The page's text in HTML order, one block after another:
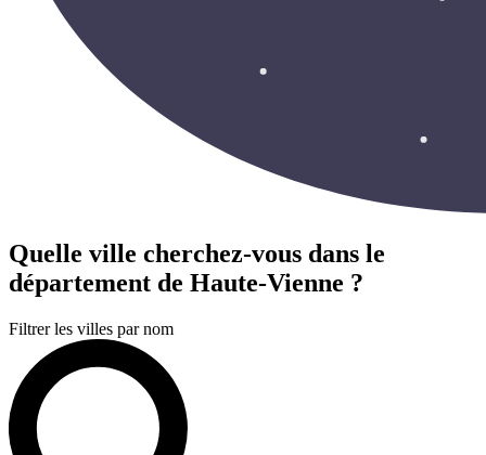
Quelle ville cherchez-vous dans le
département de Haute-Vienne ?
Filtrer les villes par nom